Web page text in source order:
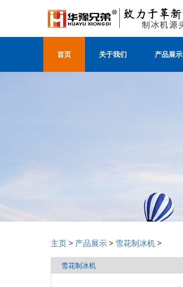
首页 关于我们 产品展示
主页> 产品展示> 雪花制冰机>
雪花制冰机